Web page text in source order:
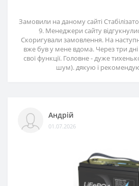
Замовили на даному сайті
9. Менеджери сайту
Скоригували замовлення. На
вже був у мене вдома. Через три
свої функції. Головне - дуже
шум). дякую і
Андрій
01.07.2026